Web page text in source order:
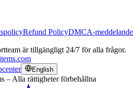
Refund PolicyDMCA-meddelande
är tillgängligt 24/7 för alla frågor.
English
– Alla rättigheter förbehållna